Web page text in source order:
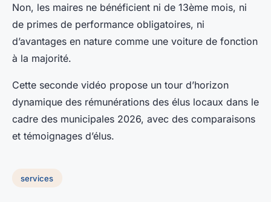
Non, les maires ne bénéficient ni de 13ème mois, ni
de primes de performance obligatoires, ni
d’avantages en nature comme une voiture de fonction
à la majorité.
Cette seconde vidéo propose un tour d’horizon
dynamique des rémunérations des élus locaux dans le
cadre des municipales 2026, avec des comparaisons
et témoignages d’élus.
services